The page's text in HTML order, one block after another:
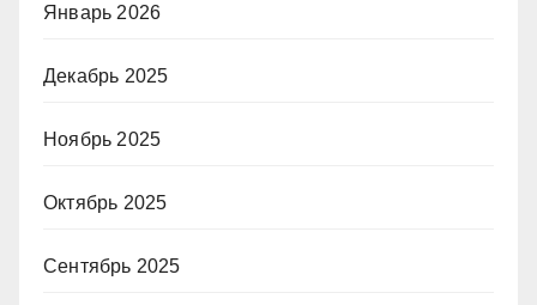
Январь 2026
Декабрь 2025
Ноябрь 2025
Октябрь 2025
Сентябрь 2025